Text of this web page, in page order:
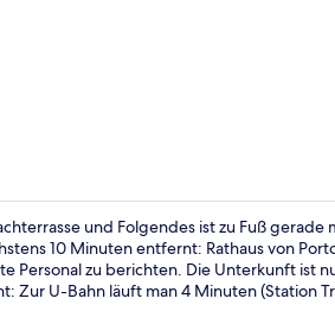
und Folgendes ist zu Fuß
10 Minuten entfernt: Rathaus von
Personal zu berichten. Die Unterkunft ist
Zur U-Bahn läuft man 4 Minuten (Station